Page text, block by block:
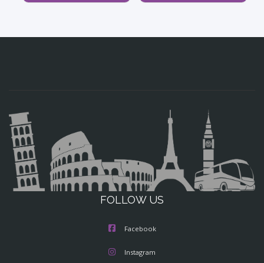
FOLLOW US
Facebook
Instagram